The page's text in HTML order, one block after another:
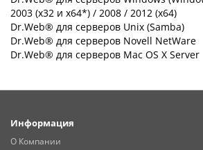
2003 (х32 и х64*) / 2008 / 2012 (х64)
Dr.Web® для серверов Unix (Samba)
Dr.Web® для серверов Novell NetWare
Dr.Web® для серверов Mac OS X Server
Информация
О Компании